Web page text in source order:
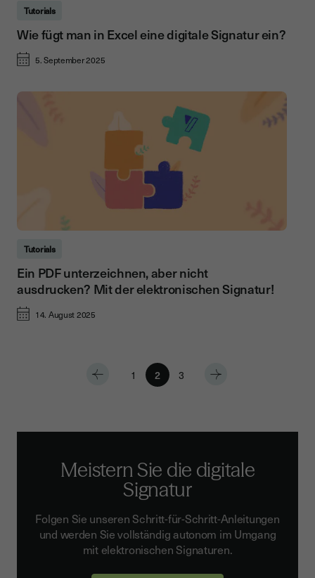
Tutorials
Wie fügt man in Excel eine digitale Signatur ein?
5. September 2025
Tutorials
Ein PDF unterzeichnen, aber nicht
ausdrucken? Mit der elektronischen Signatur!
14. August 2025
1 2 3
Meistern Sie die digitale
Signatur
Folgen Sie unseren Schritt-für-Schritt-Anleitungen
und werden Sie vollständig autonom im Umgang
mit elektronischen Signaturen.